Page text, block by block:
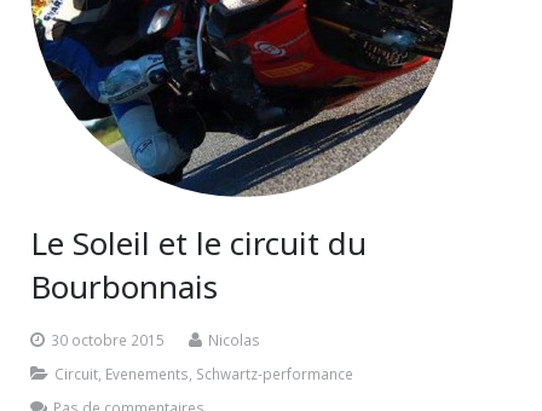
Le Soleil et le circuit du
Bourbonnais
30 octobre 2015
Nicolas
Circuit Evenements Schwartz-performance